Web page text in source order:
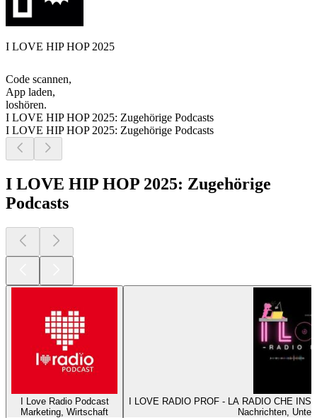
I LOVE HIP HOP 2025
Code scannen,
App laden,
loshören.
I LOVE HIP HOP 2025: Zugehörige Podcasts
I LOVE HIP HOP 2025: Zugehörige Podcasts
I LOVE HIP HOP 2025: Zugehörige
Podcasts
I Love Radio Podcast
Marketing, Wirtschaft
I LOVE RADIO PROF - LA RADIO CHE
Nachrichten,